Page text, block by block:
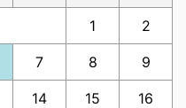
1 2
7 8 9
14 15 16